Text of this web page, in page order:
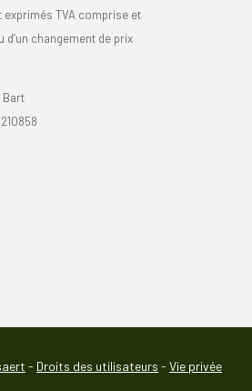
TVA comprise et
d’un changement de prix
Bart
210858
- Droits des utilisateurs -Vie privée